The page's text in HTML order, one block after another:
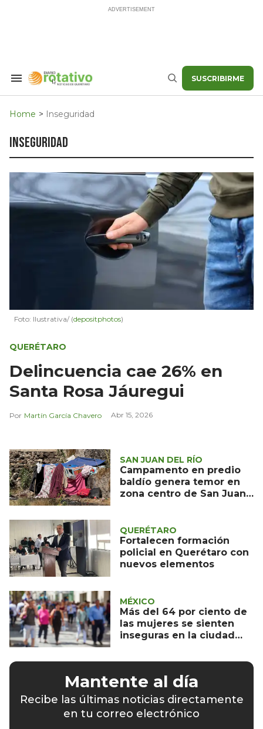
Search
Navigation
Buscar SUSCRIBIRME
Home > Inseguridad
inseguridad
Foto: Ilustrativa/ (depositphotos)
QUERÉTARO
Delincuencia cae 26% en
Santa Rosa Jáuregui
Martín García Chavero Abr 15, 2026
SAN JUAN DEL RÍO
Campamento en predio
baldío genera temor en
zona centro de San Juan
QUERÉTARO
Fortalecen formación
policial en Querétaro con
nuevos elementos
MÉXICO
Más del 64 por ciento de
las mujeres se sienten
inseguras en la ciudad
Mantente al día
Recibe las últimas noticias directamente
en tu correo electrónico